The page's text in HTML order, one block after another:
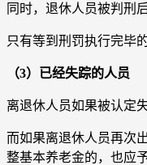
同时，退休人员被判刑
只有等到刑罚执行完毕
（3）已经失踪的人员
离退休人员如果被认定
而如果离退休人员再次
整基本养老金的，也应